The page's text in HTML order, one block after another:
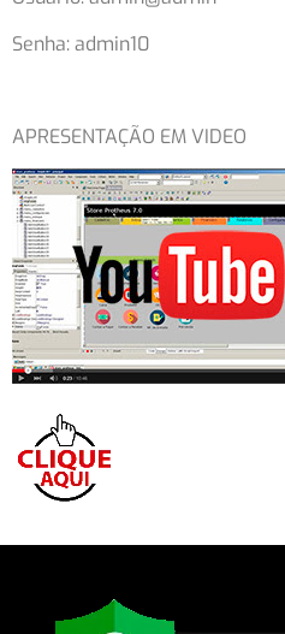
Senha: admin10
APRESENTAÇÃO EM VIDEO